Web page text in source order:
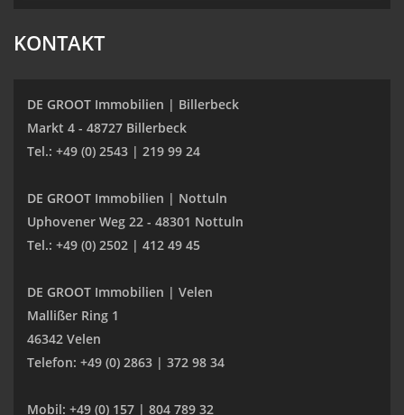
KONTAKT
DE GROOT Immobilien | Billerbeck
Markt 4 - 48727 Billerbeck
Tel.: +49 (0) 2543 | 219 99 24
DE GROOT Immobilien | Nottuln
Uphovener Weg 22 - 48301 Nottuln
Tel.: +49 (0) 2502 | 412 49 45
DE GROOT Immobilien | Velen
Mallißer Ring 1
46342 Velen
Telefon: +49 (0) 2863 | 372 98 34
Mobil: +49 (0) 157 | 804 789 32